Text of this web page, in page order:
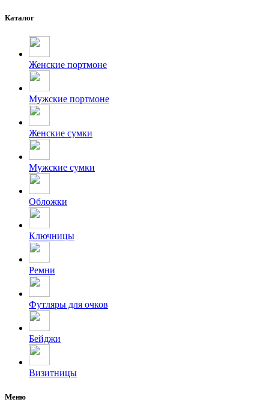
Каталог
Женские портмоне
Мужские портмоне
Женские сумки
Мужские сумки
Обложки
Ключницы
Ремни
Футляры для очков
Бейджи
Визитницы
Меню